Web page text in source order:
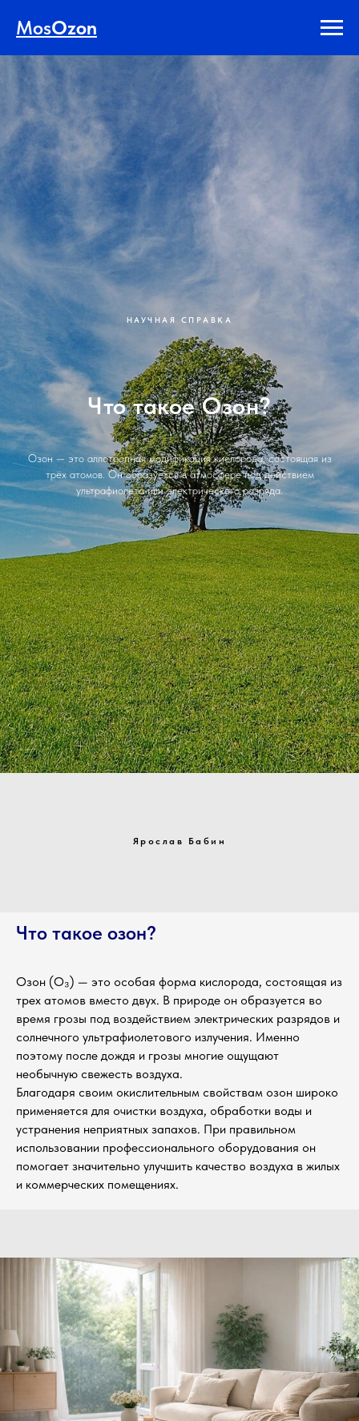
MosOzon
НАУЧНАЯ СПРАВКА
Что такое Озон?
Озон — это аллотропная модификация кислорода, состоящая из
трёх атомов. Он образуется в атмосфере под действием
ультрафиолета или электрического разряда.
Ярослав Бабин
Что такое озон?
Озон (O₃) — это особая форма кислорода, состоящая из
трех атомов вместо двух. В природе он образуется во
время грозы под воздействием электрических разрядов и
солнечного ультрафиолетового излучения. Именно
поэтому после дождя и грозы многие ощущают
необычную свежесть воздуха.
Благодаря своим окислительным свойствам озон широко
применяется для очистки воздуха, обработки воды и
устранения неприятных запахов. При правильном
использовании профессионального оборудования он
помогает значительно улучшить качество воздуха в жилых
и коммерческих помещениях.